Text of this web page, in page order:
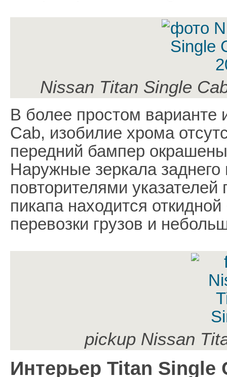
Nissan Titan Single
В более простом
Cab, изобилие хрома
передний бампер
Наружные зеркала
повторителями
пикапа находится
перевозки грузов и
pickup Nissan
Интерьер Titan Single